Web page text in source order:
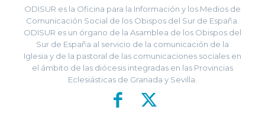
ODISUR es la Oficina para la Información y los Medios de
Comunicación Social de los Obispos del Sur de España.
ODISUR es un órgano de la Asamblea de los Obispos del
Sur de España al servicio de la comunicación de la
Iglesia y de la pastoral de las comunicaciones sociales en
el ámbito de las diócesis integradas en las Provincias
Eclesiásticas de Granada y Sevilla.